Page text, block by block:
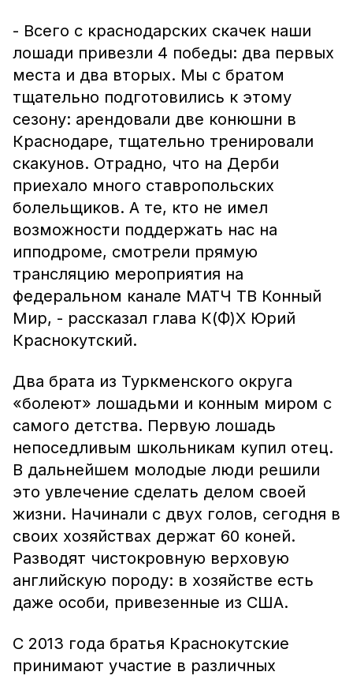
- Всего с краснодарских скачек наши
лошади привезли 4 победы: два первых
места и два вторых. Мы с братом
тщательно подготовились к этому
сезону: арендовали две конюшни в
Краснодаре, тщательно тренировали
скакунов. Отрадно, что на Дерби
приехало много ставропольских
болельщиков. А те, кто не имел
возможности поддержать нас на
ипподроме, смотрели прямую
трансляцию мероприятия на
федеральном канале МАТЧ ТВ Конный
Мир, - рассказал глава К(Ф)Х Юрий
Краснокутский.
Два брата из Туркменского округа
«болеют» лошадьми и конным миром с
самого детства. Первую лошадь
непоседливым школьникам купил отец.
В дальнейшем молодые люди решили
это увлечение сделать делом своей
жизни. Начинали с двух голов, сегодня в
своих хозяйствах держат 60 коней.
Разводят чистокровную верховую
английскую породу: в хозяйстве есть
даже особи, привезенные из США.
С 2013 года братья Краснокутские
принимают участие в различных